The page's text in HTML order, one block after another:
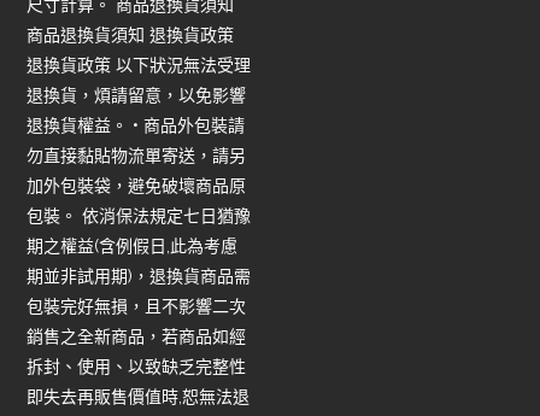
尺寸計算。 商品退換貨須知
商品退換貨須知 退換貨政策
退換貨政策 以下狀況無法受理
退換貨，煩請留意，以免影響
退換貨權益。 • 商品外包裝請
勿直接黏貼物流單寄送，請另
加外包裝袋，避免破壞商品原
包裝。 依消保法規定七日猶豫
期之權益(含例假日,此為考慮
期並非試用期)，退換貨商品需
包裝完好無損，且不影響二次
銷售之全新商品，若商品如經
拆封、使用、以致缺乏完整性
即失去再販售價值時,恕無法退